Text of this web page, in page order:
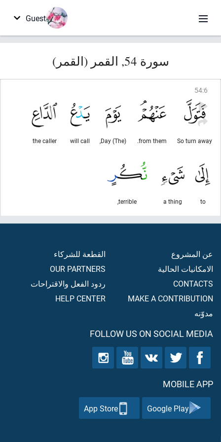
Guest
سورة 54, القمر (القمر)
54:6
So turn away
from them.
(The) Day,
will call
the caller
to
a thing
terrible,
عن المشروع
الامكانيات الحالية
CONTACTS
MAKE A CONTRIBUTION
مدوّنه
القطعة للشركاء
OUR PARTNERS
ردود الفعل والاقتراحات
HELP CENTER
FOLLOW US ON SOCIAL MEDIA
MOBILE APP
Google Play
App Store